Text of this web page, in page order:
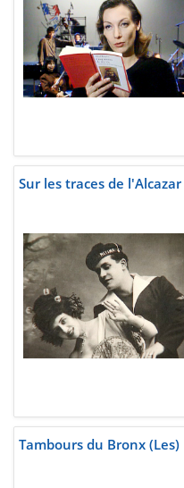
Sur les traces de l'Alcazar
Tambours du Bronx (Les)